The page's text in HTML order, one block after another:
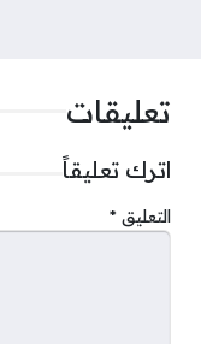
تعليقات
اترك تعليقاً
التعليق *